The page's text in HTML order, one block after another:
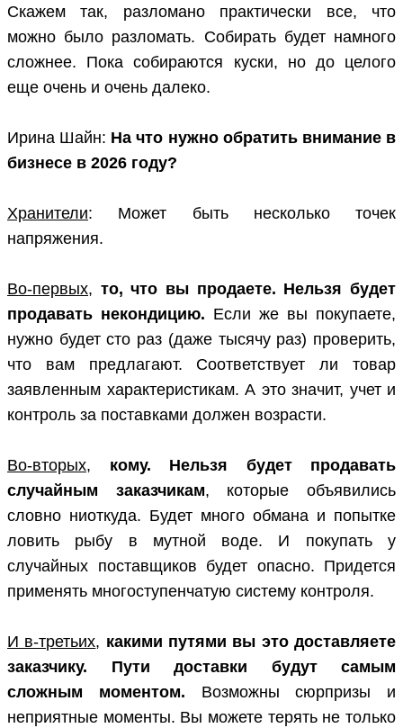
Скажем так, разломано практически все, что
можно было разломать. Собирать будет намного
сложнее. Пока собираются куски, но до целого
еще очень и очень далеко.
Ирина Шайн: На что нужно обратить внимание в
бизнесе в 2026 году?
Хранители: Может быть несколько точек
напряжения.
Во-первых, то, что вы продаете. Нельзя будет
продавать некондицию. Если же вы покупаете,
нужно будет сто раз (даже тысячу раз) проверить,
что вам предлагают. Соответствует ли товар
заявленным характеристикам. А это значит, учет и
контроль за поставками должен возрасти.
Во-вторых, кому. Нельзя будет продавать
случайным заказчикам, которые объявились
словно ниоткуда. Будет много обмана и попытке
ловить рыбу в мутной воде. И покупать у
случайных поставщиков будет опасно. Придется
применять многоступенчатую систему контроля.
И в-третьих, какими путями вы это доставляете
заказчику. Пути доставки будут самым
сложным моментом. Возможны сюрпризы и
неприятные моменты. Вы можете терять не только